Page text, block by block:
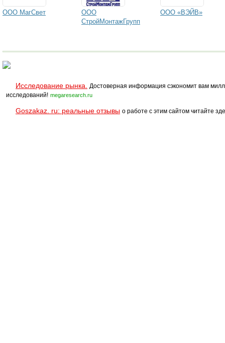
ООО МагСвет
ООО
СтройМонтажГрупп
ООО «ВЭЙВ»
Исследование рынка.
Достоверная информация сэкономит вам
исследований! megaresearch.ru
Goszakaz. ru: реальные отзывы о работе с этим сайтом читайте